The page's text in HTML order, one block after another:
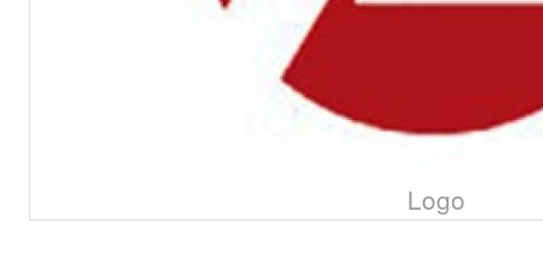
Logo